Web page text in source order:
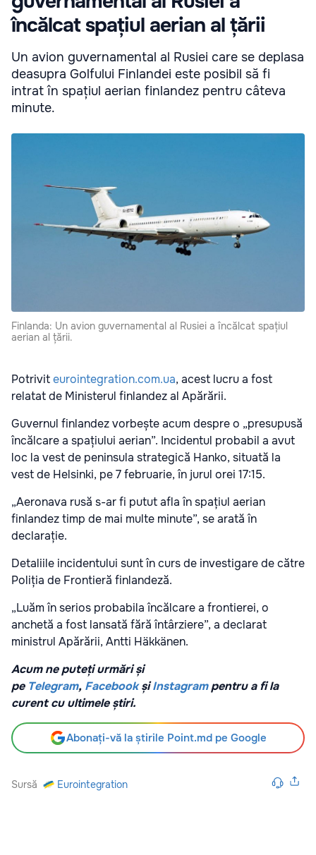
încălcat spațiul aerian al țării
Un avion guvernamental al Rusiei care se deplasa
deasupra Golfului Finlandei este posibil să fi
intrat în spațiul aerian finlandez pentru câteva
minute.
Finlanda: Un avion guvernamental al Rusiei a încălcat spațiul
aerian al țării.
Potriviteurointegration.com.ua, acest lucru a fost
relatat de Ministerul finlandez al Apărării.
Guvernul finlandez vorbește acum despre o „presupusă
încălcare a spațiului aerian”. Incidentul probabil a avut
loc la vest de peninsula strategică Hanko, situată la
vest de Helsinki, pe 7 februarie, în jurul orei 17:15.
„Aeronava rusă s-ar fi putut afla în spațiul aerian
finlandez timp de mai multe minute”, se arată în
declarație.
Detaliile incidentului sunt în curs de investigare de către
Poliția de Frontieră finlandeză.
„Luăm în serios probabila încălcare a frontierei, o
anchetă a fost lansată fără întârziere”, a declarat
ministrul Apărării, Antti Häkkänen.
Acum ne puteți urmări și
pe Telegram, FacebookșiInstagrampentru a fi la
curent cu ultimele știri.
Abonați-vă la știrile Point.md pe Google
Sursă Eurointegration